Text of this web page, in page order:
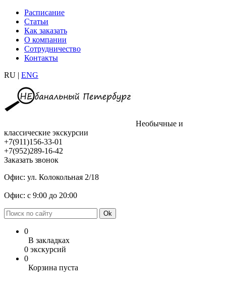
Расписание
Статьи
Как заказать
О компании
Сотрудничество
Контакты
RU | ENG
Необычные и
классические экскурсии
+7(911)156-33-01
+7(952)289-16-42
Заказать звонок
Офис: ул. Колокольная 2/18
Офис: с 9:00 до 20:00
0
В закладках
0 экскурсий
0
Корзина пуста